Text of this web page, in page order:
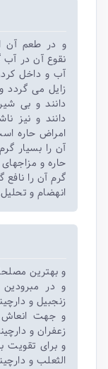
و در طعم آن
نقوع آن در
آب و داخل
زایل می گردد
دانند و بی
دانند و نیز
امراض حاره
آن را بسیار
حاره و
گرم آن را
انهضام و
و بهترین
و در
زنجبیل و
و جهت انعاش
زعفران و
و برای
الثعلب و